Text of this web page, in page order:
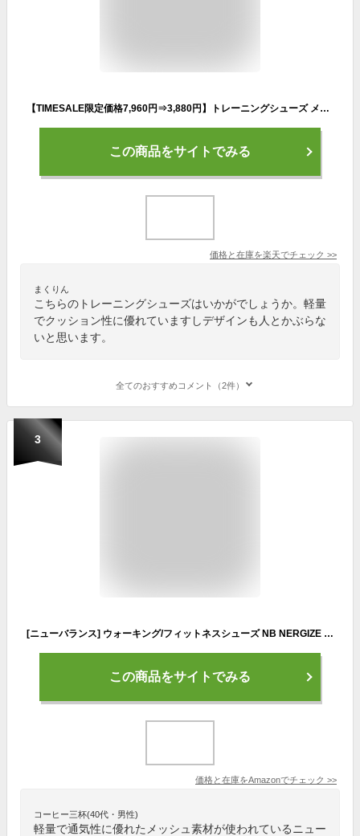
【TIMESALE限定価格7,960円⇒3,880円】トレーニングシューズ メンズ レディース スニーカー 軽量 ウォーキング シューズ ランニング 靴 しゅーず ランニングシューズ ウォーキングシューズ ダイエット 30代 おしゃれ 40代 軽量 滑り止 外反母趾 ジム 通気性 黒 白 幅広
この商品をサイトでみる
価格と在庫を楽天でチェック >>
まくりん
こちらのトレーニングシューズはいかがでしょうか。軽量
でクッション性に優れていますしデザインも人とかぶらな
いと思います。
全てのおすすめコメント（2件）
3
[ニューバランス] ウォーキング/フィットネスシューズ NB NERGIZE エナジャイズ 旧モデル レディース HY3(BLUE) 23.5 cm D
この商品をサイトでみる
価格と在庫をAmazonでチェック >>
コーヒー三杯(40代・男性)
軽量で通気性に優れたメッシュ素材が使われているニュー